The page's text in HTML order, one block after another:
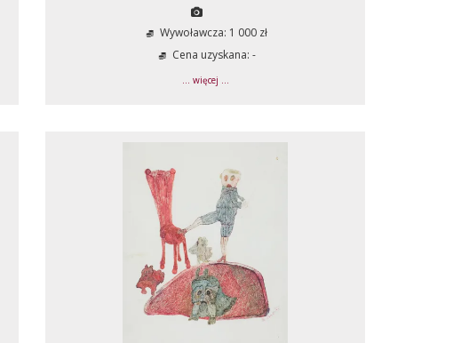
Wywoławcza: 1 000 zł
Cena uzyskana: -
... więcej ...